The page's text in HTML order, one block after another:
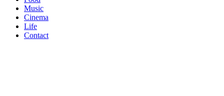
Music
Cinema
Life
Contact